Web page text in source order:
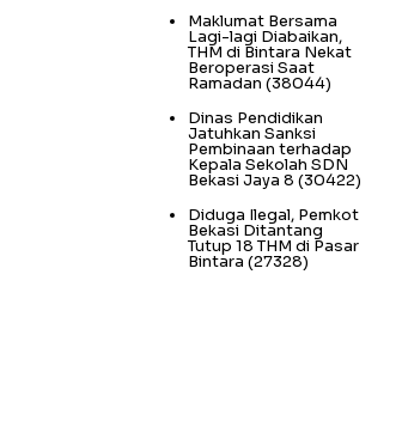
Maklumat Bersama
Lagi-lagi Diabaikan,
THM di Bintara Nekat
Beroperasi Saat
Ramadan (38044)
Dinas Pendidikan
Jatuhkan Sanksi
Pembinaan terhadap
Kepala Sekolah SDN
Bekasi Jaya 8 (30422)
Diduga Ilegal, Pemkot
Bekasi Ditantang
Tutup 18 THM di Pasar
Bintara (27328)